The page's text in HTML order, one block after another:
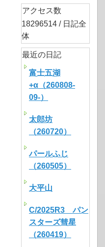
アクセス数
18296514 / 日記全
体
最近の日記
富士五湖
+α（260808-
09-）
太郎坊
（260720）
パールふじ
（260505）
大平山
C/2025R3 パン
スターズ彗星
（260419）